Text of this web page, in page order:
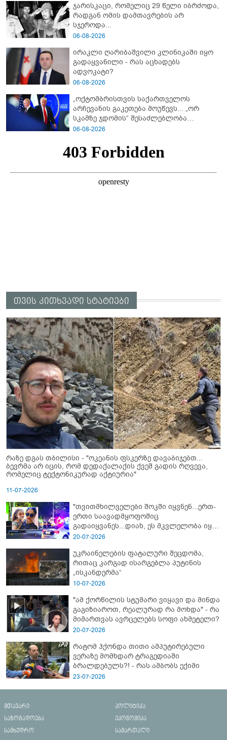
ჯარისკაცი, რომელიც 29 წელი იბრძოდა,
რადგან ომის დამთავრების არ
სჯეროდა...
06-08-2026
ირაკლი ღარიბაშვილი კლინიკაში იყო
გადაყვანილი - რას აცხადებს
ადვოკატი?
06-08-2026
„ოქტომბრისთვის საქართველოს
არჩევანის გაკეთება მოუწევს... „ორ
სკამზე ჯდომის“ შესაძლებლობა
შეიძლება დასრულდეს“ - მირიან
06-08-2026
თვის კითხვადი სტატიები
რაზე დგას თბილისი - "ოკეანის ფსკერზე დავაბიჯებთ...
ბევრმა არ იცის, რომ დედაქალაქის ქვეშ გადის რღვევა,
რომელიც ტექტონიკურად აქტიურია"
11-07-2026
"თვითმხილველები შოკში იყვნენ...ერთ-
ერთი საავადმყოფოშიც
გადაიყვანეს...დიახ, ეს მკვლელობა იყო"
- გორში დატრიალებული ტრაგედიის
20-07-2026
უკრაინელების ფატალური შეცდომა,
რითაც კარგად ისარგებლა პუტინის
„ისკანდერმა“
10-07-2026
"ამ ქორწილის სტუმარი ვიყავი და მინდა
გაგიზიაროთ, რეალურად რა მოხდა" - რა
მიმართვას ავრცელებს სოფი ახმეტელი?
20-07-2026
რატომ ჰქონდა თითი ამპუტირებული
ვერაზე მომხდარ ტრაგედიაში
ბრალდებულს?! - რას ამბობს ექიმი
23-07-2026
მთავარი
პოლიტიკა
საზოგადოება
ეკონომიკა
სამხედრო
სამართალი